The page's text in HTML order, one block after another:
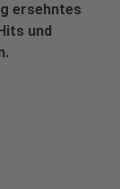
ersehntes
und